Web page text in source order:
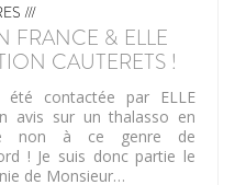
///
FRANCE & ELLE
CAUTERETS !
contactée par ELLE
avis sur un thalasso en
non à ce genre de
! Je suis donc partie le
de Monsieur…